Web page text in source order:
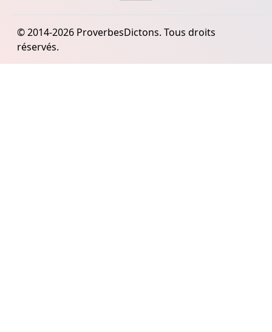
© 2014-2026 ProverbesDictons. Tous droits
réservés.